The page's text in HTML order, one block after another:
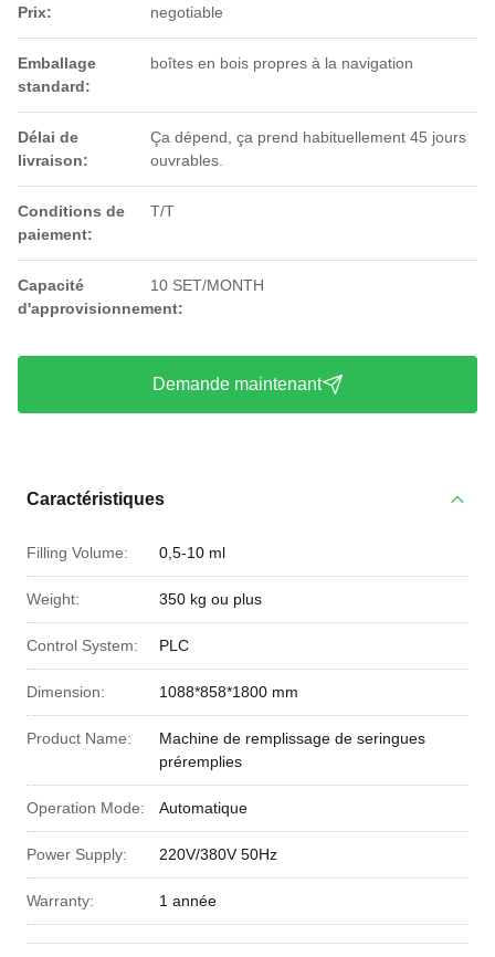
Prix: negotiable
Emballage
standard:
boîtes en bois propres à la navigation
Délai de
livraison:
Ça dépend, ça prend habituellement 45 jours
ouvrables.
Conditions de
paiement:
T/T
Capacité
d'approvisionnement:
10 SET/MONTH
Demande maintenant
Caractéristiques
Filling Volume: 0,5-10 ml
Weight: 350 kg ou plus
Control System: PLC
Dimension: 1088*858*1800 mm
Product Name:
Machine de remplissage de seringues
préremplies
Operation Mode: Automatique
Power Supply: 220V/380V 50Hz
Warranty: 1 année